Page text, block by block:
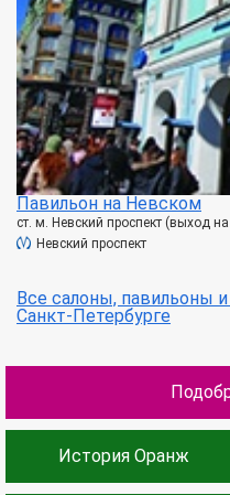
Павильон на Невском
ст. м. Невский проспект (выход
Невский проспект
Все салоны, павильоны
Санкт-Петербурге
История Оранж